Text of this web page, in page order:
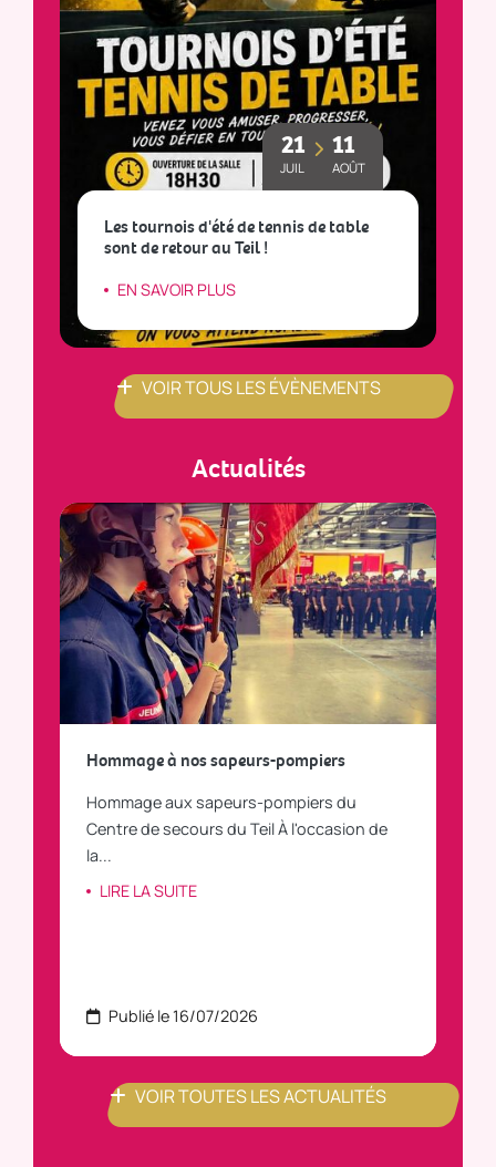
21
JUIL
11
AOÛT
Les tournois d'été de tennis de table
sont de retour au Teil !
EN SAVOIR PLUS
VOIR TOUS LES ÉVÈNEMENTS
Actualités
Hommage à nos sapeurs-pompiers
Hommage aux sapeurs-pompiers du
Centre de secours du Teil À l'occasion de
la...
LIRE LA SUITE
Publié le 16/07/2026
VOIR TOUTES LES ACTUALITÉS